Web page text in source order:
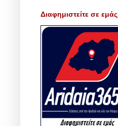
Διαφημιστείτε σε εμάς